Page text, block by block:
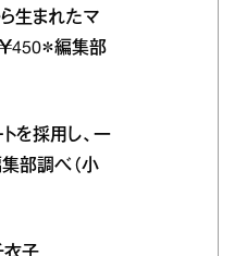
生まれたマ
450＊編集部
を採用し、一
部調べ（小